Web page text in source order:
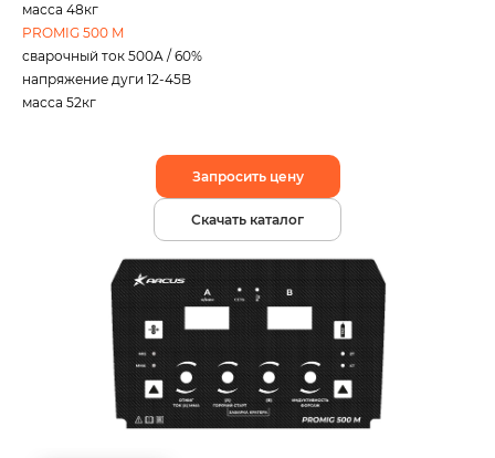
масса 48кг
PROMIG 500 M
сварочный ток 500A / 60%
напряжение дуги 12-45B
масса 52кг
Запросить цену
Скачать каталог